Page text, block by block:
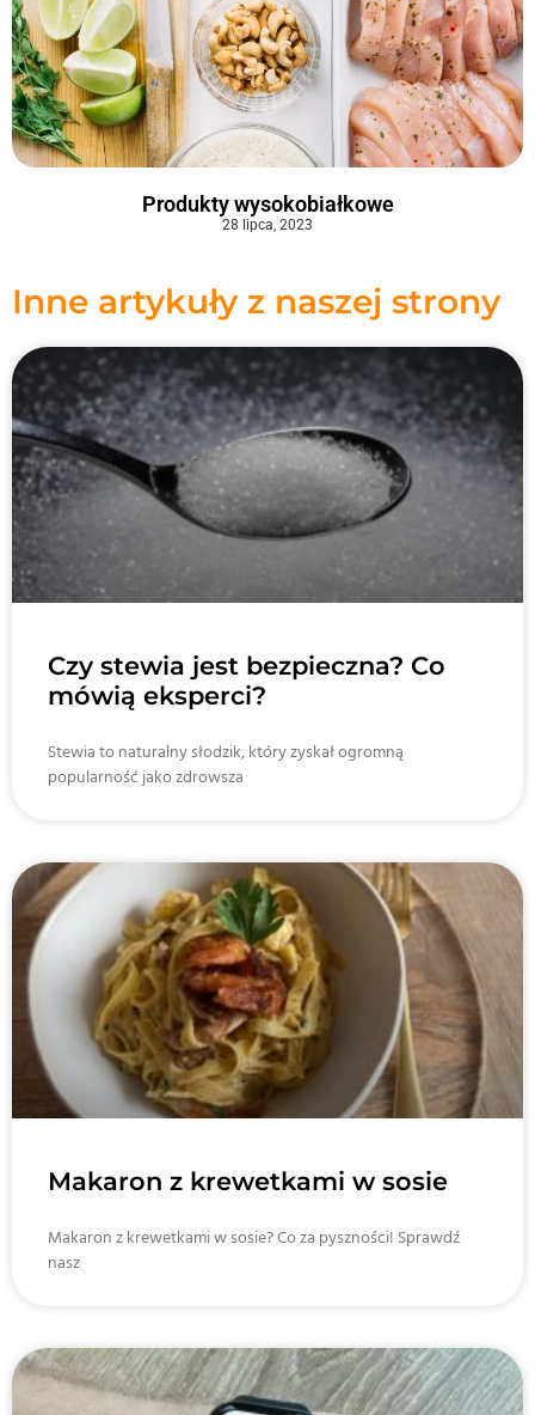
Produkty wysokobiałkowe
28 lipca, 2023
Inne artykuły z naszej strony
Czy stewia jest bezpieczna? Co
mówią eksperci?
Stewia to naturalny słodzik, który zyskał ogromną
popularność jako zdrowsza
Makaron z krewetkami w sosie
Makaron z krewetkami w sosie? Co za pyszności! Sprawdź
nasz